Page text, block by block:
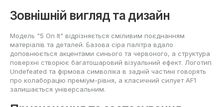
Зовнішній вигляд та дизайн
Модель "5 On It" відрізняється сміливим поєднанням
матеріалів та деталей. Базова сіра палітра вдало
доповнюється акцентами синього та червоного, а структура
поверхні створює багатошаровий візуальний ефект. Логотип
Undefeated та фірмова символіка в задній частині говорять
про колаборацію преміум-рівня, а класичний силует AF1
залишається універсальним.